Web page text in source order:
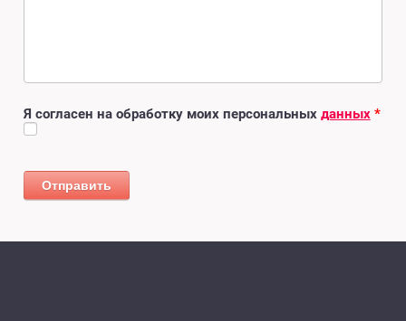
Я согласен на обработку моих персональных данных *